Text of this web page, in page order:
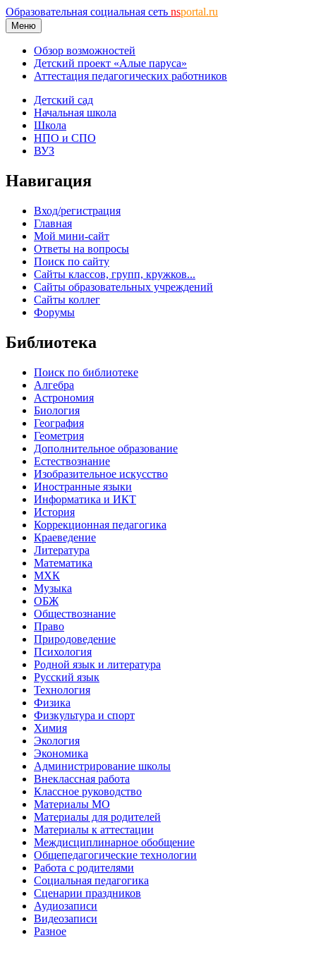
Образовательная социальная сеть nsportal.ru
Меню
Обзор возможностей
Детский проект «Алые паруса»
Аттестация педагогических работников
Детский сад
Начальная школа
Школа
НПО и СПО
ВУЗ
Навигация
Вход/регистрация
Главная
Мой мини-сайт
Ответы на вопросы
Поиск по сайту
Сайты классов, групп, кружков...
Сайты образовательных учреждений
Сайты коллег
Форумы
Библиотека
Поиск по библиотеке
Алгебра
Астрономия
Биология
География
Геометрия
Дополнительное образование
Естествознание
Изобразительное искусство
Иностранные языки
Информатика и ИКТ
История
Коррекционная педагогика
Краеведение
Литература
Математика
МХК
Музыка
ОБЖ
Обществознание
Право
Природоведение
Психология
Родной язык и литература
Русский язык
Технология
Физика
Физкультура и спорт
Химия
Экология
Экономика
Администрирование школы
Внеклассная работа
Классное руководство
Материалы МО
Материалы для родителей
Материалы к аттестации
Междисциплинарное обобщение
Общепедагогические технологии
Работа с родителями
Социальная педагогика
Сценарии праздников
Аудиозаписи
Видеозаписи
Разное